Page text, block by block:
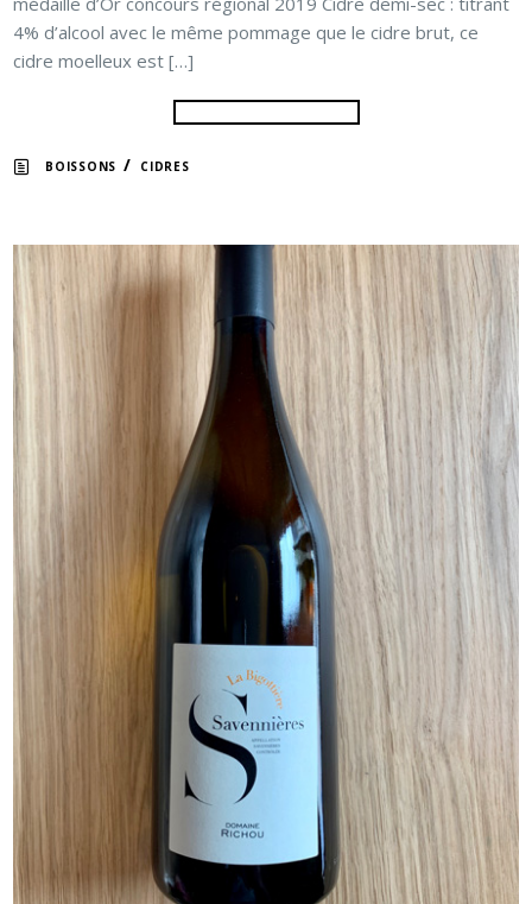
4% d’alcool avec le même pommage que le cidre brut, ce
cidre moelleux est […]
BOISSONS / CIDRES